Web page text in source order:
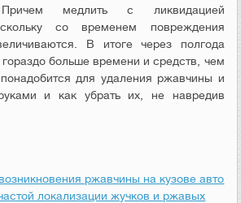
медлить с ликвидацией
со временем повреждения
В итоге через полгода
гораздо больше времени и средств, чем
для удаления ржавчины и
и как убрать их, не навредив
ржавчины на кузове авто
локализации жучков и ржавых